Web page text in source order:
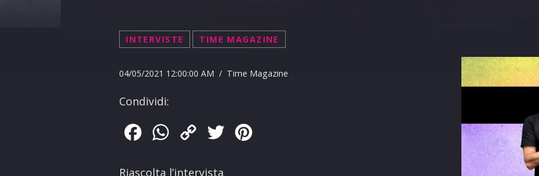
INTERVISTE TIME MAGAZINE
04/05/2021 12:00:00 AM / Time Magazine
Condividi:
FacebookWhatsApp
Copy
Twitter
Riascolta l’intervista